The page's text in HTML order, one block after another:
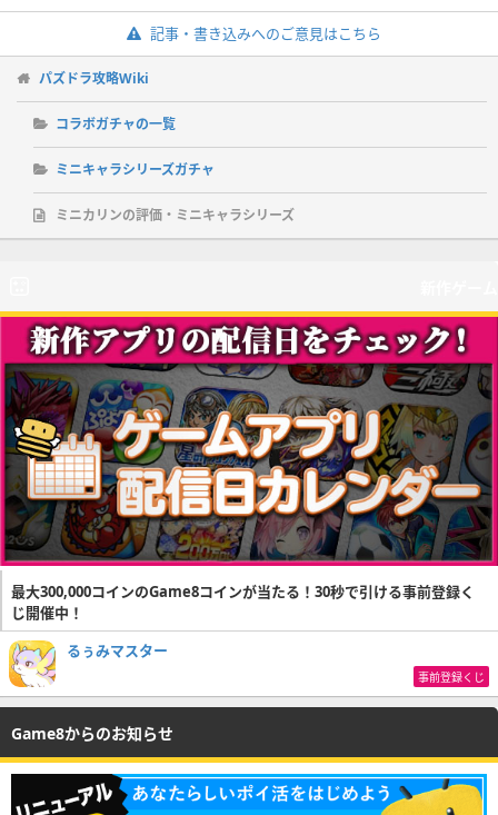
記事・書き込みへのご意見はこちら
パズドラ攻略Wiki
コラボガチャの一覧
ミニキャラシリーズガチャ
ミニカリンの評価・ミニキャラシリーズ
最大300,000コインのGame8コインが当たる！30秒で引ける事前登録く
じ開催中！
るぅみマスター
事前登録くじ
Game8からのお知らせ